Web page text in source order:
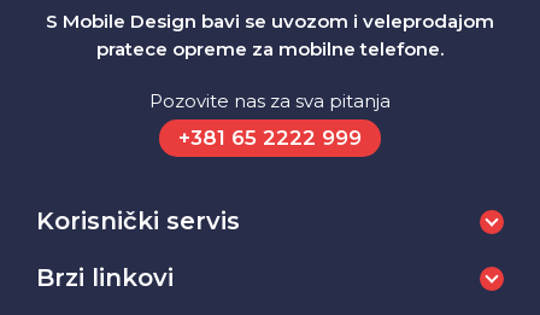
S Mobile Design bavi se uvozom i veleprodajom
pratece opreme za mobilne telefone.
Pozovite nas za sva pitanja
+381 65 2222 999
Korisnički servis
Brzi linkovi